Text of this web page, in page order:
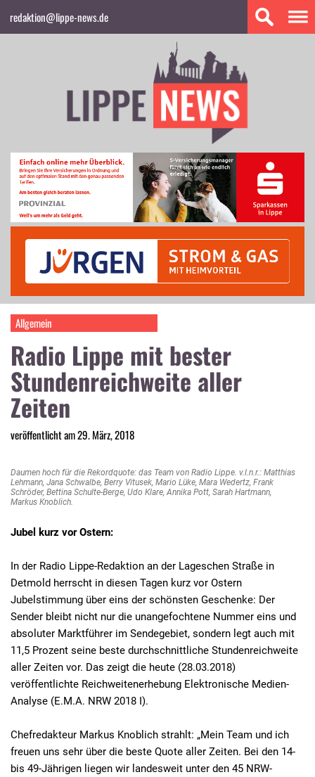
redaktion@lippe-news.de
Allgemein
Radio Lippe mit bester
Stundenreichweite aller
Zeiten
veröffentlicht am 29. März, 2018
Daumen hoch für die Rekordquote: das Team von Radio Lippe. v.l.n.r.: Matthias
Lehmann, Jana Schwalbe, Berry Vitusek, Mario Lüke, Mara Wedertz, Frank
Schröder, Bettina Schulte-Berge, Udo Klare, Annika Pott, Sarah Hartmann,
Markus Knoblich.
Jubel kurz vor Ostern:
In der Radio Lippe-Redaktion an der Lageschen Straße in
Detmold herrscht in diesen Tagen kurz vor Ostern
Jubelstimmung über eins der schönsten Geschenke: Der
Sender bleibt nicht nur die unangefochtene Nummer eins und
absoluter Marktführer im Sendegebiet, sondern legt auch mit
11,5 Prozent seine beste durchschnittliche Stundenreichweite
aller Zeiten vor. Das zeigt die heute (28.03.2018)
veröffentlichte Reichweitenerhebung Elektronische Medien-
Analyse (E.M.A. NRW 2018 I).
Chefredakteur Markus Knoblich strahlt: „Mein Team und ich
freuen uns sehr über die beste Quote aller Zeiten. Bei den 14-
bis 49-Jährigen liegen wir landesweit unter den 45 NRW-